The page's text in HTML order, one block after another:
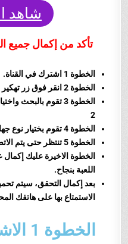
شاهد
تأكد من إكمال جميع
الخطوة 1 اشترك في القناة.
الخطوة 2 انقر فوق زر تهكير الان.
الخطوة 3 تقوم بالبحث واختيار لعبة
2
الخطوة 4 تقوم بختيار نوع جهازك Android او ios
الخطوة 5 تنتظر حتى يتم الاتصال بالسيرفر
الخطوة الاخيرة عليك إكمال
اللعبة بنجاح.
بعد إكمال التحقق، سيتم
الاستمتاع بها على هاتفك
الخطوة 1 الاشتراك في القناة: